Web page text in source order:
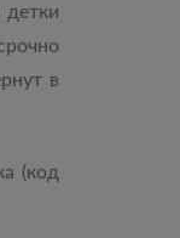
в
(код